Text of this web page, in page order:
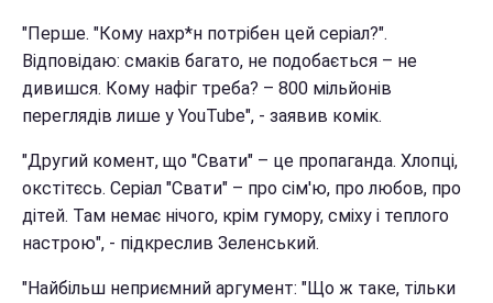
"Перше. "Кому нахр*н потрібен цей серіал?".
Відповідаю: смаків багато, не подобається – не
дивишся. Кому нафіг треба? – 800 мільйонів
переглядів лише у YouTube", - заявив комік.
"Другий комент, що "Свати" – це пропаганда. Хлопці,
окстітєсь. Серіал "Свати" – про сім'ю, про любов, про
дітей. Там немає нічого, крім гумору, сміху і теплого
настрою", - підкреслив Зеленський.
"Найбільш неприємний аргумент: "Що ж таке, тільки